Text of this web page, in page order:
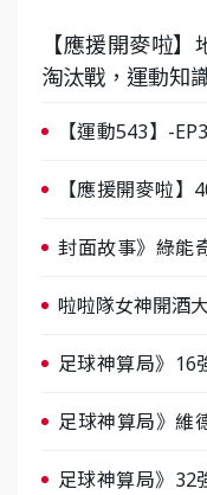
【應援開麥啦
淘汰戰，運動知
【運動543】-
【應援開麥啦
封面故事》綠能
啦啦隊女神開酒
足球神算局》16
足球神算局》維
足球神算局》